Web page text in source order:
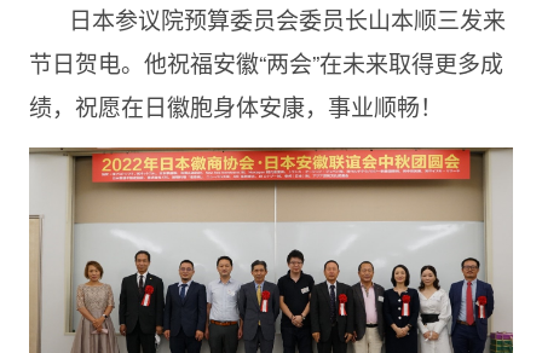
日本参议院预算委员会委员长山本顺三发来
节日贺电。他祝福安徽“两会”在未来取得更多成
绩，祝愿在日徽胞身体安康，事业顺畅！